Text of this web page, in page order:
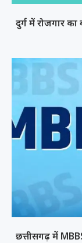
दुर्ग में रोजगार
छत्तीसगढ़ में